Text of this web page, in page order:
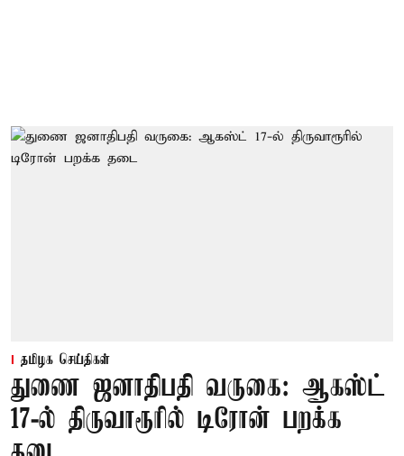
தமிழக செய்திகள்
துணை ஜனாதிபதி வருகை: ஆகஸ்ட்
17-ல் திருவாரூரில் டிரோன் பறக்க